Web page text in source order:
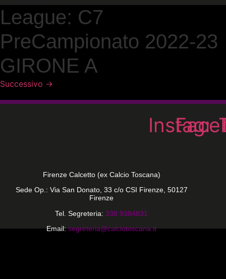
League: C7
PreCampionato 2022-23
GIRONE A
Successivo →
Firenze Calcetto (ex Calcio Toscana)
Sede Op.: Via San Donato, 33 c/o CSI Firenze, 50127
Firenze
Tel. Segreteria: 338 9384831
Email: segreteria@calciotoscana.it